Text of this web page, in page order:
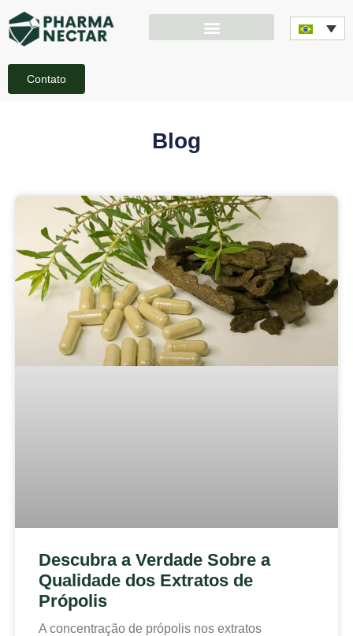
Contato
Blog
Descubra a Verdade Sobre a
Qualidade dos Extratos de
Própolis
A concentração de própolis nos extratos